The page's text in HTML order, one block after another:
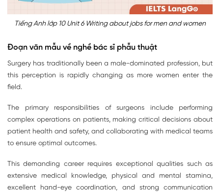
Tiếng Anh lớp 10 Unit 6 Writing about jobs for men and women
Đoạn văn mẫu về nghề bác sĩ phẫu thuật
Surgery has traditionally been a male-dominated profession, but
this perception is rapidly changing as more women enter the
field.
The primary responsibilities of surgeons include performing
complex operations on patients, making critical decisions about
patient health and safety, and collaborating with medical teams
to ensure optimal outcomes.
This demanding career requires exceptional qualities such as
extensive medical knowledge, physical and mental stamina,
excellent hand-eye coordination, and strong communication